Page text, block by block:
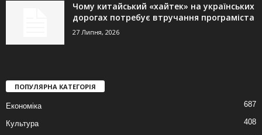
Чому китайський «хайтек» на українських
дорогах потребує втручання програміста
27 Липня, 2026
ПОПУЛЯРНА КАТЕГОРІЯ
Економіка 687
Культура 408